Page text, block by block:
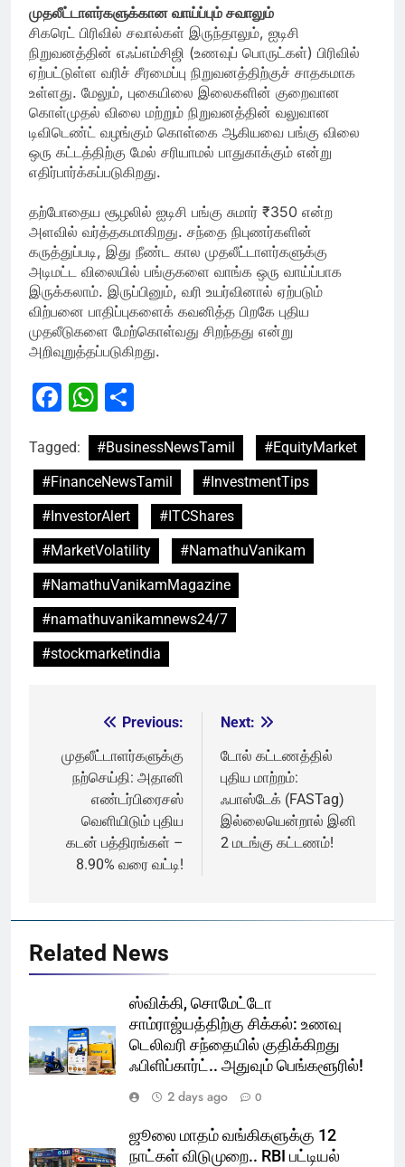
முதலீட்டாளர்களுக்கான வாய்ப்பும் சவாலும்
சிகரெட் பிரிவில் சவால்கள் இருந்தாலும், ஐடிசி
நிறுவனத்தின் எஃப்எம்சிஜி (உணவுப் பொருட்கள்) பிரிவில்
ஏற்பட்டுள்ள வரிச் சீரமைப்பு நிறுவனத்திற்குச் சாதகமாக
உள்ளது. மேலும், புகையிலை இலைகளின் குறைவான
கொள்முதல் விலை மற்றும் நிறுவனத்தின் வலுவான
டிவிடெண்ட் வழங்கும் கொள்கை ஆகியவை பங்கு விலை
ஒரு கட்டத்திற்கு மேல் சரியாமல் பாதுகாக்கும் என்று
எதிர்பார்க்கப்படுகிறது.
தற்போதைய சூழலில் ஐடிசி பங்கு சுமார் ₹350 என்ற
அளவில் வர்த்தகமாகிறது. சந்தை நிபுணர்களின்
கருத்துப்படி, இது நீண்ட கால முதலீட்டாளர்களுக்கு
அடிமட்ட விலையில் பங்குகளை வாங்க ஒரு வாய்ப்பாக
இருக்கலாம். இருப்பினும், வரி உயர்வினால் ஏற்படும்
விற்பனை பாதிப்புகளைக் கவனித்த பிறகே புதிய
முதலீடுகளை மேற்கொள்வது சிறந்தது என்று
அறிவுறுத்தப்படுகிறது.
Facebook
WhatsApp
Tagged: #BusinessNewsTamil
#EquityMarket
#FinanceNewsTamil
#InvestmentTips
#InvestorAlert
#ITCShares
#MarketVolatility
#NamathuVanikam
#NamathuVanikamMagazine
#namathuvanikamnews24/7
#stockmarketindia
navigation
Previous:
முதலீட்டாளர்களுக்கு
நற்செய்தி: அதானி
எண்டர்பிரைசஸ்
வெளியிடும் புதிய
கடன் பத்திரங்கள் –
8.90% வரை வட்டி!
Next:
டோல் கட்டணத்தில்
புதிய மாற்றம்:
ஃபாஸ்டேக் (FASTag)
இல்லையென்றால் இனி
2 மடங்கு கட்டணம்!
Related News
ஸ்விக்கி, சொமேட்டோ
சாம்ராஜ்யத்திற்கு சிக்கல்: உணவு
டெலிவரி சந்தையில் குதிக்கிறது
ஃபிளிப்கார்ட்.. அதுவும் பெங்களூரில்!
2 days ago
0
ஜூலை மாதம் வங்கிகளுக்கு 12
நாட்கள் விடுமுறை.. RBI பட்டியல்